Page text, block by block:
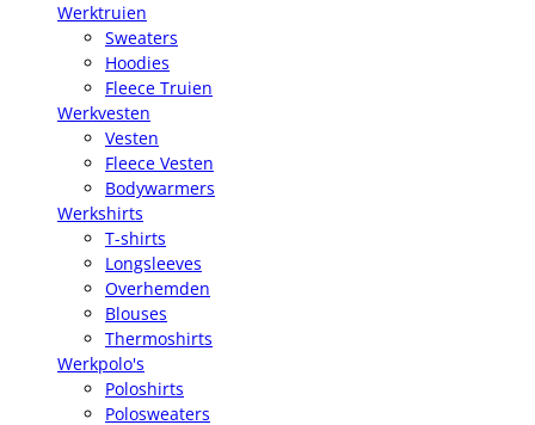
Werktruien
Sweaters
Hoodies
Fleece Truien
Werkvesten
Vesten
Fleece Vesten
Bodywarmers
Werkshirts
T-shirts
Longsleeves
Overhemden
Blouses
Thermoshirts
Werkpolo's
Poloshirts
Polosweaters